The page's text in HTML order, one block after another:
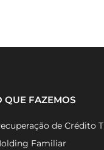
QUE FAZEMOS
de Crédito
Familiar